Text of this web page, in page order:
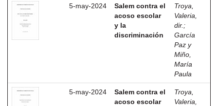
5-may-2024
Salem contra el
acoso escolar
y la
discriminación
Troya,
Valeria,
dir. ;
García
Paz y
Miño,
María
Paula
5-may-2024
Salem contra el
acoso escolar
Troya,
Valeria,